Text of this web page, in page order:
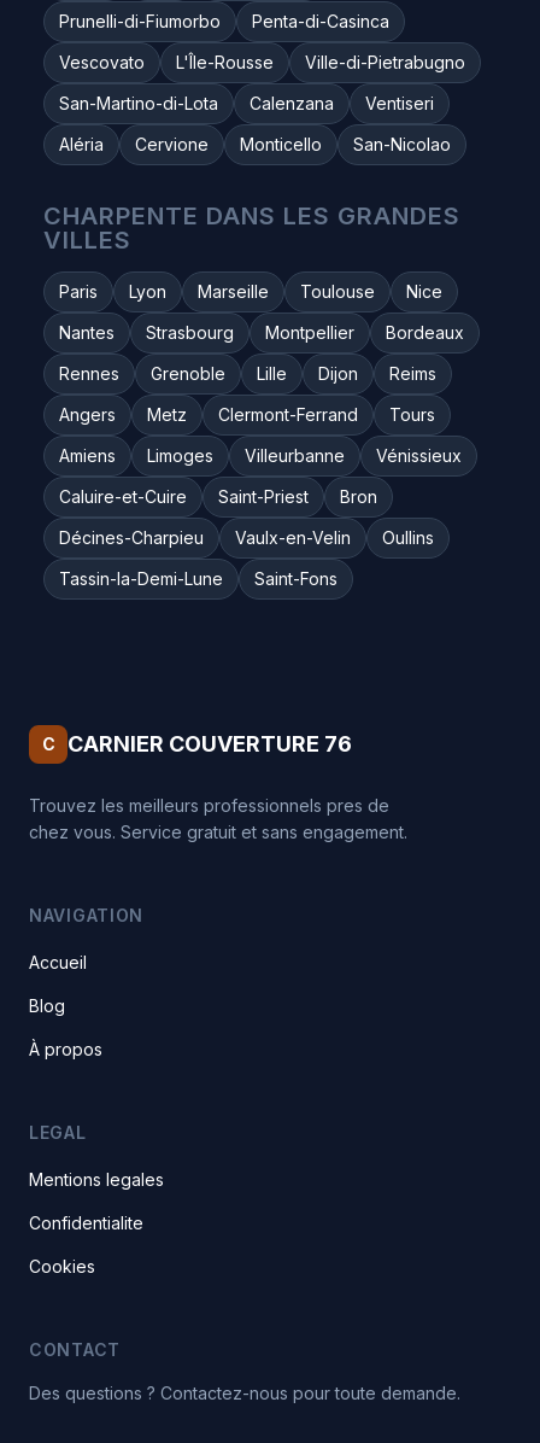
Prunelli-di-Fiumorbo
Penta-di-Casinca
Vescovato
L'Île-Rousse
Ville-di-Pietrabugno
San-Martino-di-Lota
Calenzana
Ventiseri
Aléria
Cervione Monticello San-Nicolao
CHARPENTE DANS LES GRANDES
VILLES
Paris Lyon Marseille Toulouse
Nice
Nantes
Strasbourg Montpellier
Bordeaux
Rennes
Grenoble Lille Dijon
Reims
Angers
Metz Clermont-Ferrand
Tours
Amiens
Limoges Villeurbanne
Vénissieux
Caluire-et-Cuire
Saint-Priest
Bron
Décines-Charpieu
Vaulx-en-Velin
Oullins
Tassin-la-Demi-Lune
Saint-Fons
C CARNIER COUVERTURE 76
Trouvez les meilleurs professionnels pres de
chez vous. Service gratuit et sans engagement.
NAVIGATION
Accueil
Blog
À propos
LEGAL
Mentions legales
Confidentialite
Cookies
CONTACT
Des questions ? Contactez-nous pour toute demande.